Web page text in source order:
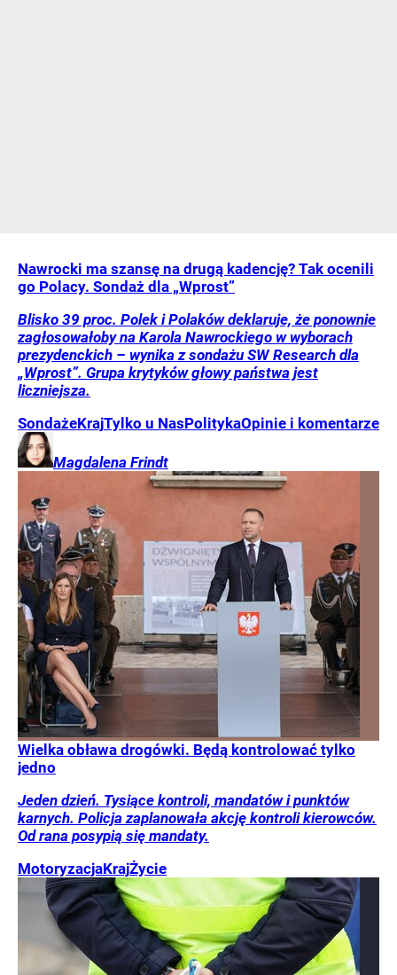
Nawrocki ma szansę na drugą kadencję? Tak ocenili
go Polacy. Sondaż dla „Wprost”
Blisko 39 proc. Polek i Polaków deklaruje, że ponownie
zagłosowałoby na Karola Nawrockiego w wyborach
prezydenckich – wynika z sondażu SW Research dla
„Wprost”. Grupa krytyków głowy państwa jest
liczniejsza.
SondażeKrajTylko u NasPolitykaOpinie i komentarze
Magdalena Frindt
Wielka obława drogówki. Będą kontrolować tylko
jedno
Jeden dzień. Tysiące kontroli, mandatów i punktów
karnych. Policja zaplanowała akcję kontroli kierowców.
Od rana posypią się mandaty.
MotoryzacjaKrajŻycie